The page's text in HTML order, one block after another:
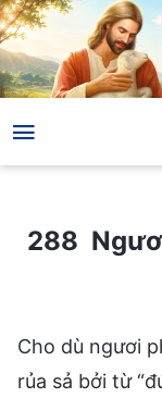
288 Ngươi đã đạt
288
Cho dù ngươi
rủa sả bởi từ